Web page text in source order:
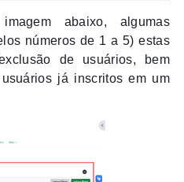
abaixo, algumas
números de 1 a 5) estas
de usuários, bem
já inscritos em um